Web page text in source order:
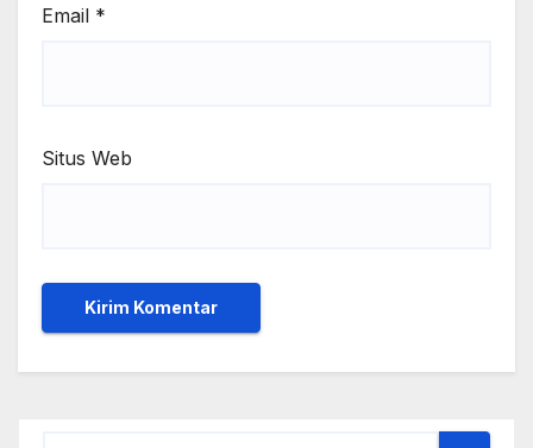
Email *
Situs Web